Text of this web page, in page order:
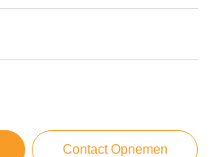
Contact Opnemen